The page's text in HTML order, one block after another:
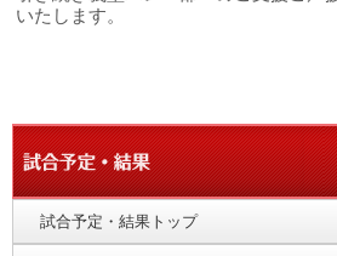
いたします。
試合予定・結果トップ